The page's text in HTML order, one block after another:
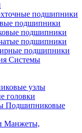
подшипники
подшипники
подшипники
подшипники
подшипники
Системы
узлы
головки
Подшипниковые
Манжеты,